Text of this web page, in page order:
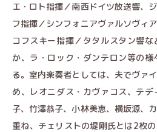
エ・ロト指揮／南西ドイツ放送響、
フ指揮／シンフォニアヴァルソヴィ
コフスキー指揮／タタルスタン響
か、ラ・ロック・ダンテロン等の
る。室内楽奏者としては、夫でヴァ
め、レオニダス・カヴァコス、テ
子、竹澤恭子、小林美恵、横坂源、
重ね、チェリストの堤剛氏とは2枚